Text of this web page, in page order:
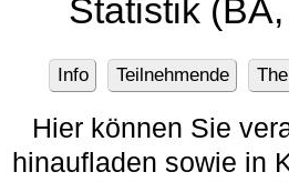
Statistik
Info Teilnehmende
Hier können Sie
hinaufladen sowie in